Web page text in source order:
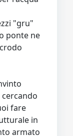
"gru"
ponte ne
fare
in
armato